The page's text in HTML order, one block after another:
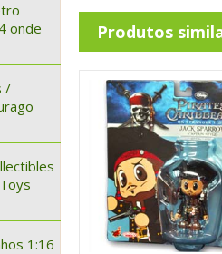
onde
/
1:16
Produtos